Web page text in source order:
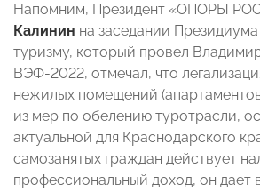
Напомним, Президент «ОПОРЫ
Калинин на заседании
туризму, который провел
ВЭФ-2022, отмечал, что
нежилых помещений
из мер по обелению туротрасли,
актуальной для Краснодарского
самозанятых граждан действует
профессиональный доход, он дает